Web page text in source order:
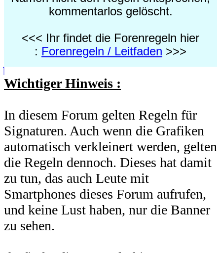
kommentarlos gelöscht.
<<< Ihr findet die Forenregeln hier
: Forenregeln / Leitfaden >>>
Wichtiger Hinweis :
In diesem Forum gelten Regeln für
Signaturen. Auch wenn die Grafiken
automatisch verkleinert werden, gelten
die Regeln dennoch. Dieses hat damit
zu tun, das auch Leute mit
Smartphones dieses Forum aufrufen,
und keine Lust haben, nur die Banner
zu sehen.